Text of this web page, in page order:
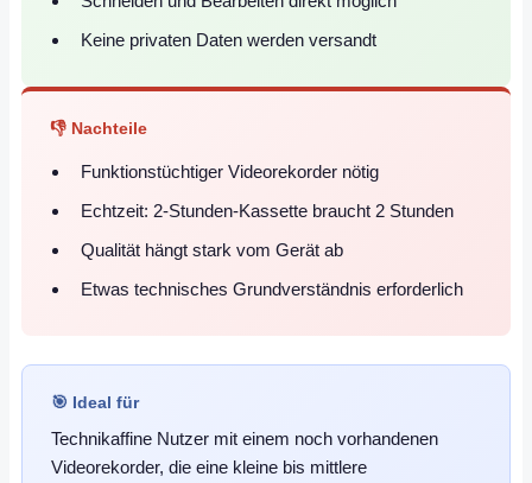
Keine privaten Daten werden versandt
👎 Nachteile
Funktionstüchtiger Videorekorder nötig
Echtzeit: 2-Stunden-Kassette braucht 2 Stunden
Qualität hängt stark vom Gerät ab
Etwas technisches Grundverständnis erforderlich
🎯 Ideal für
Technikaffine Nutzer mit einem noch vorhandenen
Videorekorder, die eine kleine bis mittlere